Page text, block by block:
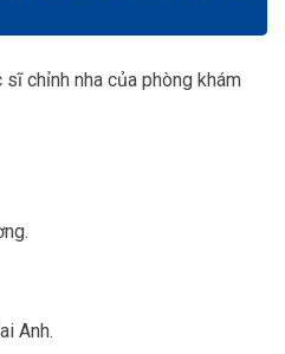
chỉnh nha của phòng khám
Anh.